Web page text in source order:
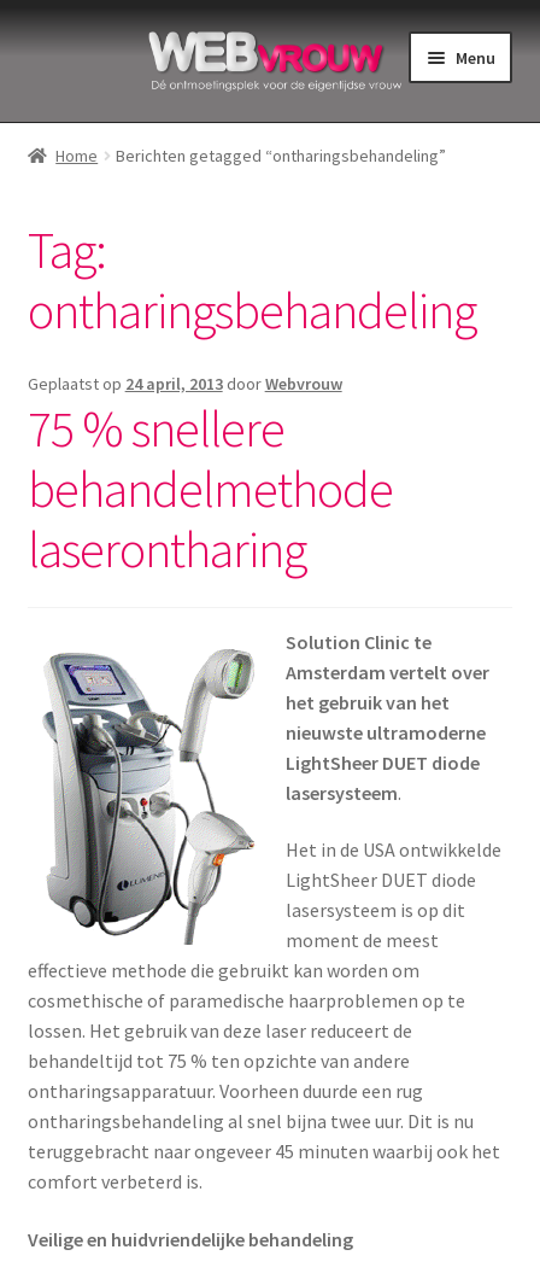
Ga
Ga
Menu
Home
Intiemverzorging
Menstruatiedisks
Menstruatiecups
Menstruatieondergoed
Menstruatiepijn
Menstruatiesponsjes
Tampons
Stimulatie, vibrators
Verzorgingsproducten
Wasbaar maandverband
Oefenbroekjes – zindelijkheidstraining
Yoni eggs
Diverse
Home Berichten getagged “ontharingsbehandeling”
Tag:
ontharingsbehandeling
Geplaatst op 24 april, 2013 doorWebvrouw
75 % snellere
behandelmethode
laserontharing
Solution Clinic te
Amsterdam vertelt over
het gebruik van het
nieuwste ultramoderne
LightSheer DUET diode
lasersysteem.
Het in de USA ontwikkelde
LightSheer DUET diode
lasersysteem is op dit
moment de meest
effectieve methode die gebruikt kan worden om
cosmethische of paramedische haarproblemen op te
lossen. Het gebruik van deze laser reduceert de
behandeltijd tot 75 % ten opzichte van andere
ontharingsapparatuur. Voorheen duurde een rug
ontharingsbehandeling al snel bijna twee uur. Dit is nu
teruggebracht naar ongeveer 45 minuten waarbij ook het
comfort verbeterd is.
Veilige en huidvriendelijke behandeling